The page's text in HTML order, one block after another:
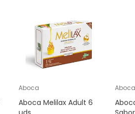
Aboca
Aboca Melilax Adult 6
Aboca